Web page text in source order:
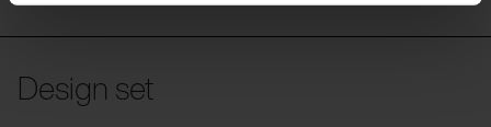
Design set